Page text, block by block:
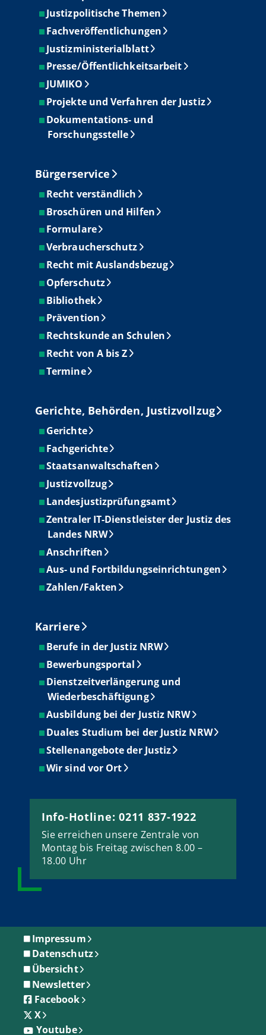
Justizpolitische Themen
Fachveröffentlichungen
Justizministerialblatt
Presse/Öffentlichkeitsarbeit
JUMIKO
Projekte und Verfahren der Justiz
Dokumentations- und
Forschungsstelle
Bürgerservice
Recht verständlich
Broschüren und Hilfen
Formulare
Verbraucherschutz
Recht mit Auslandsbezug
Opferschutz
Bibliothek
Prävention
Rechtskunde an Schulen
Recht von A bis Z
Termine
Gerichte, Behörden, Justizvollzug
Gerichte
Fachgerichte
Staatsanwaltschaften
Justizvollzug
Landesjustizprüfungsamt
Zentraler IT-Dienstleister der Justiz des
Landes NRW
Anschriften
Aus- und Fortbildungseinrichtungen
Zahlen/Fakten
Karriere
Berufe in der Justiz NRW
Bewerbungsportal
Dienstzeitverlängerung und
Wiederbeschäftigung
Ausbildung bei der Justiz NRW
Duales Studium bei der Justiz NRW
Stellenangebote der Justiz
Wir sind vor Ort
Info-Hotline: 0211 837-1922
Sie erreichen unsere Zentrale von
Montag bis Freitag zwischen 8.00 –
18.00 Uhr
Impressum
Datenschutz
Übersicht
Newsletter
Facebook
X
Youtube